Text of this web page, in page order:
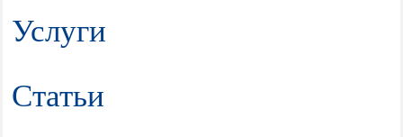
Услуги
Статьи